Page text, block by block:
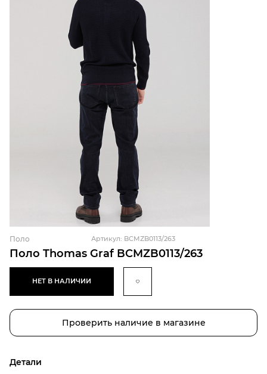
Поло Thomas Graf BCMZB0113/263
Поло Артикул: BCMZB0113/263
НЕТ В НАЛИЧИИ
Проверить наличие в магазине
Детали